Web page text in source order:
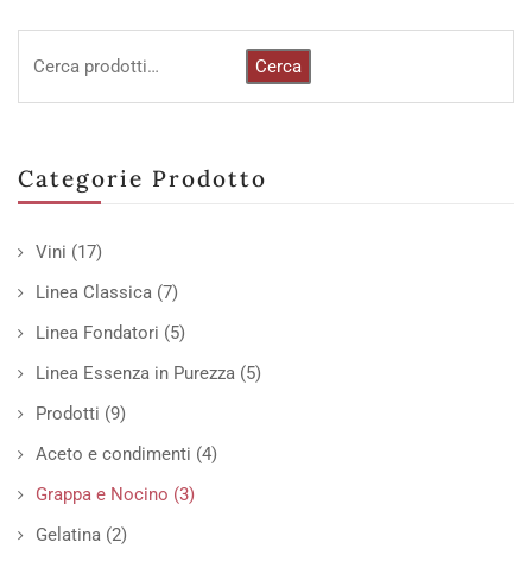
Cerca
Categorie Prodotto
Vini (17)
Linea Classica (7)
Linea Fondatori (5)
Linea Essenza in Purezza (5)
Prodotti (9)
Aceto e condimenti (4)
Grappa e Nocino (3)
Gelatina (2)